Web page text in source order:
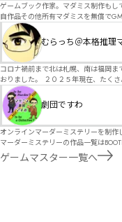
ゲームブック作家。マダミス制作もし
自作品その他所有マダミスを無償で
ぞ。
むらっち＠本格推理
コロナ禍前まで北は札幌、南は福岡
おりました。 ２０２５年現在、たくさんのマダミスシナリオが増えました。 エモい物語体験重視の
シナリオがマダミス・マーダーミス
リオは簡単に遊べます。 しかし、２～３時間ずっと考え＆議論して、見たことないトリックが解け
る閃きや犯人として逃げ切る楽しみ
劇団ですわ
オンラインマーダーミステリーを制作
マーダーミステリーの作品一覧はBOOTHページ
madamisu.booth.pm/ 以下注意事項をご一読、同意の上で、予約フォームからご連絡ください。
■GM依頼の注意事項■ ①依頼をする
ゲームマスター一覧へ